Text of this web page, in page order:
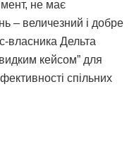
не має
– величезний і добре
власника Дельта
кейсом” для
спільних